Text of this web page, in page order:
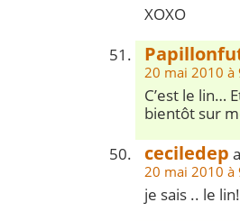
XOXO
20 mai 2010 à
C’est le lin…
bientôt sur
ceciledep
20 mai 2010 à
je sais .. le